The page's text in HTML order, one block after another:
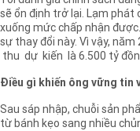
sẽ ổn định trở lại. Lạm phát
xuống mức chấp nhận
sự thay đổi này. Vì vậy,
thu dự kiến là 6.500 tỷ
Điều gì khiến ông vững tin
Sau sáp nhập, chuỗi sản
từ bánh kẹo sang nhiều